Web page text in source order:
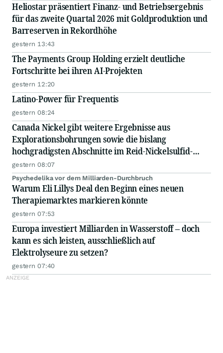
Heliostar präsentiert Finanz- und Betriebsergebnis
für das zweite Quartal 2026 mit Goldproduktion und
Barreserven in Rekordhöhe
gestern 13:43
The Payments Group Holding erzielt deutliche
Fortschritte bei ihren AI-Projekten
gestern 12:20
Latino-Power für Frequentis
gestern 08:24
Canada Nickel gibt weitere Ergebnisse aus
Explorationsbohrungen sowie die bislang
hochgradigsten Abschnitte im Reid-Nickelsulfid-
Projekt bekannt
gestern 08:07
Psychedelika vor dem Milliarden-Durchbruch
Warum Eli Lillys Deal den Beginn eines neuen
Therapiemarktes markieren könnte
gestern 07:53
Europa investiert Milliarden in Wasserstoff – doch
kann es sich leisten, ausschließlich auf
Elektrolyseure zu setzen?
gestern 07:40